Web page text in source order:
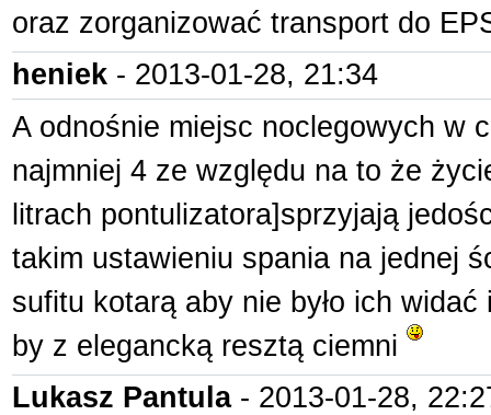
oraz zorganizować transport do
heniek - 2013-01-28, 21:34
A odnośnie miejsc noclegowych w
najmniej 4 ze względu na to że
litrach pontulizatora]sprzyjają
takim ustawieniu spania na jednej
sufitu kotarą aby nie było ich
by z elegancką resztą ciemni
Lukasz Pantula- 2013-01-28,